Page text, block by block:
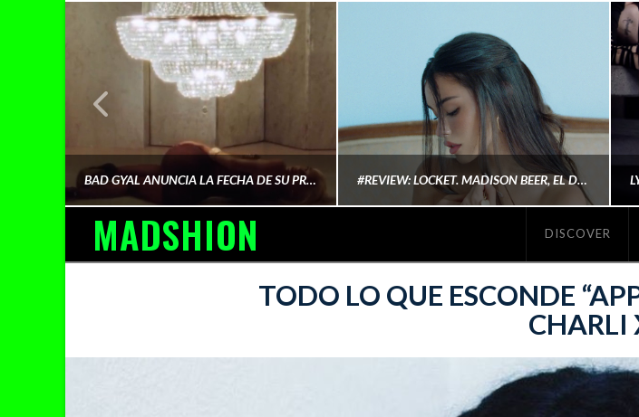
BAD GYAL ANUNCIA LA FECHA DE SU PRÓXIMO ÁLBUM «MÁS CARA» #REVIEW: LOCKET. MADISON BEER, EL DISCO DONDE POR FIN DEJA DE JUSTIFICARSE
MADSHION DISCOVER
TODO LO QUE ESCONDE
CHARLI